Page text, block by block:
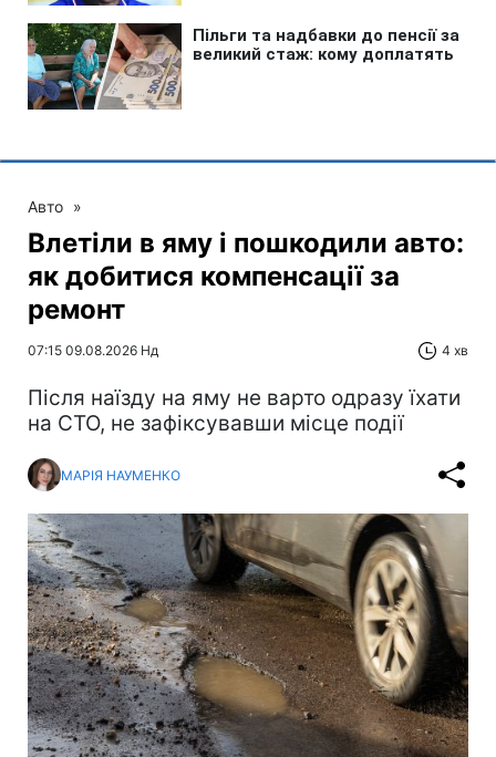
Авто »
Влетіли в яму і пошкодили авто:
як добитися компенсації за
ремонт
07:15 09.08.2026 Нд 4 хв
Після наїзду на яму не варто одразу їхати
на СТО, не зафіксувавши місце події
МАРІЯ НАУМЕНКО